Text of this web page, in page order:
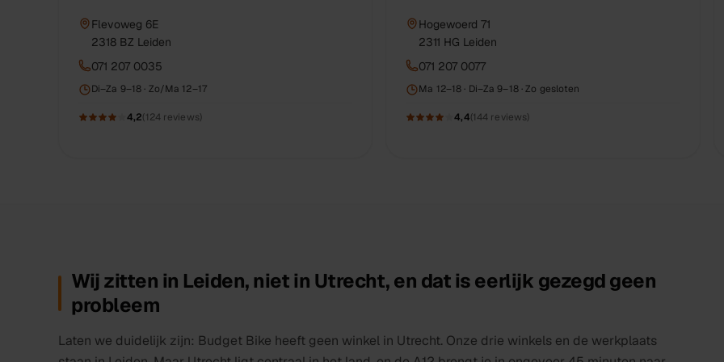
Flevoweg 6E
2318 BZ Leiden
071 207 0035
Di–Za 9–18 · Zo/Ma 12–17
4,2(124reviews)
Hogewoerd 71
2311 HG Leiden
071 207 0077
Ma 12–18 · Di–Za 9–18 · Zo gesloten
4,4(144 reviews)
Wij zitten in Leiden, niet in Utrecht, en dat is eerlijk gezegd geen
probleem
Laten we duidelijk zijn: Budget Bike heeft geen winkel in Utrecht. Onze drie winkels en de werkplaats